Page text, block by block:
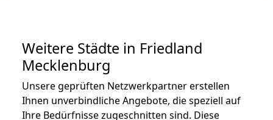
Weitere Städte in Friedland
Mecklenburg
Unsere geprüften Netzwerkpartner erstellen
Ihnen unverbindliche Angebote, die speziell auf
Ihre Bedürfnisse zugeschnitten sind. Diese